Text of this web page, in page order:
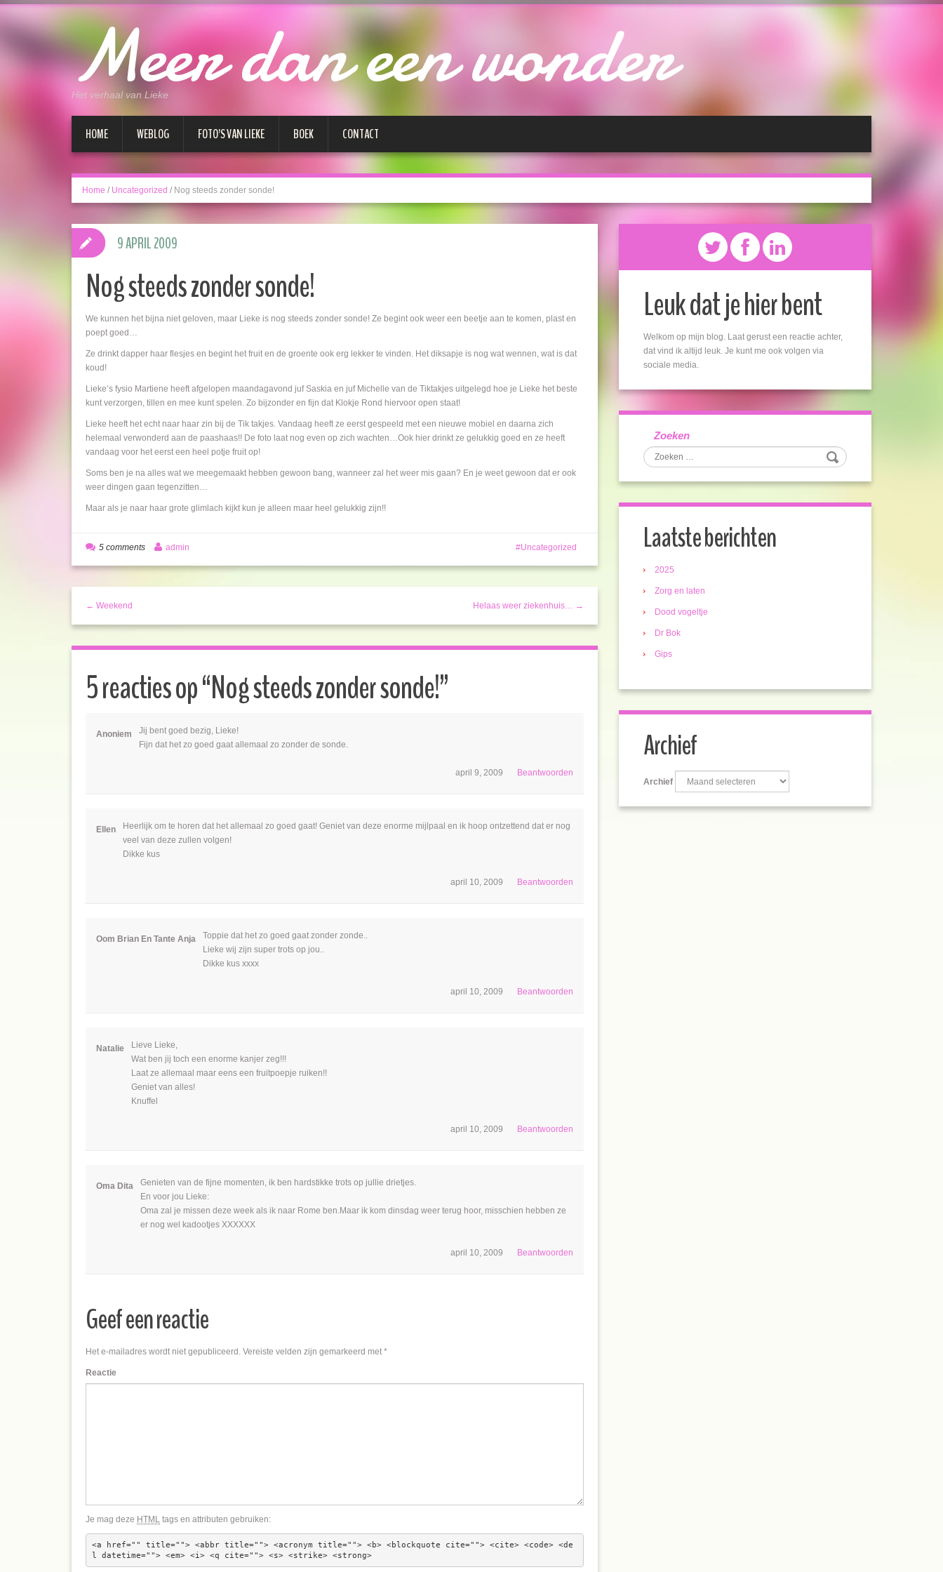
Meer dan een wonder
Het verhaal van Lieke
HOME WEBLOG FOTO’S VAN LIEKE BOEK CONTACT
Home / Uncategorized / Nog steeds zonder sonde!
Nog steeds zonder sonde!
We kunnen het bijna niet geloven, maar Lieke is nog steeds zonder sonde! Ze begint ook weer een beetje aan te komen, plast en
poept goed…
Ze drinkt dapper haar flesjes en begint het fruit en de groente ook erg lekker te vinden. Het diksapje is nog wat wennen, wat is dat
koud!
Lieke’s fysio Martiene heeft afgelopen maandagavond juf Saskia en juf Michelle van de Tiktakjes uitgelegd hoe je Lieke het beste
kunt verzorgen, tillen en mee kunt spelen. Zo bijzonder en fijn dat Klokje Rond hiervoor open staat!
Lieke heeft het echt naar haar zin bij de Tik takjes. Vandaag heeft ze eerst gespeeld met een nieuwe mobiel en daarna zich
helemaal verwonderd aan de paashaas!! De foto laat nog even op zich wachten…Ook hier drinkt ze gelukkig goed en ze heeft
vandaag voor het eerst een heel potje fruit op!
Soms ben je na alles wat we meegemaakt hebben gewoon bang, wanneer zal het weer mis gaan? En je weet gewoon dat er ook
weer dingen gaan tegenzitten…
Maar als je naar haar grote glimlach kijkt kun je alleen maar heel gelukkig zijn!!
9 APRIL 2009
Uncategorized
5 comments admin
← Weekend Helaas weer ziekenhuis… →
5 reacties op “Nog steeds zonder sonde!”
Anoniem
Jij bent goed bezig, Lieke!
Fijn dat het zo goed gaat allemaal zo zonder de sonde.
Beantwoorden
april 9, 2009
Ellen
Heerlijk om te horen dat het allemaal zo goed gaat! Geniet van deze enorme mijlpaal en ik hoop ontzettend dat er nog
veel van deze zullen volgen!
Dikke kus
Beantwoorden
april 10, 2009
Oom Brian En Tante Anja
Toppie dat het zo goed gaat zonder zonde..
Lieke wij zijn super trots op jou..
Dikke kus xxxx
Beantwoorden
april 10, 2009
Natalie
Lieve Lieke,
Wat ben jij toch een enorme kanjer zeg!!!
Laat ze allemaal maar eens een fruitpoepje ruiken!!
Geniet van alles!
Knuffel
Beantwoorden
april 10, 2009
Oma Dita
Genieten van de fijne momenten, ik ben hardstikke trots op jullie drietjes.
En voor jou Lieke:
Oma zal je missen deze week als ik naar Rome ben.Maar ik kom dinsdag weer terug hoor, misschien hebben ze
er nog wel kadootjes XXXXXX
Beantwoorden
april 10, 2009
Geef een reactie
Het e-mailadres wordt niet gepubliceerd. Vereiste velden zijn gemarkeerd met*
Reactie
Je mag deze HTML tags en attributen gebruiken:
<a href="" title=""> <abbr title=""> <acronym title=""> <b> <blockquote cite=""> <cite> <code> <de
l datetime=""> <em> <i> <q cite=""> <s> <strike> <strong>
Leuk dat je hier bent
Welkom op mijn blog. Laat gerust een reactie achter,
dat vind ik altijd leuk. Je kunt me ook volgen via
sociale media.
Zoeken
Laatste berichten
2025
Zorg en laten
Dood vogeltje
Dr Bok
Gips
Archief
Archief